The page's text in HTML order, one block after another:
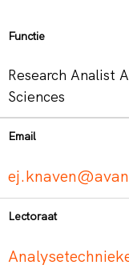
Functie
Research Analist
Sciences
Email
Lectoraat